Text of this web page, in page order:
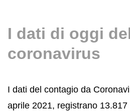
I dati di oggi
coronavirus
I dati del contagio da
aprile 2021, registrano